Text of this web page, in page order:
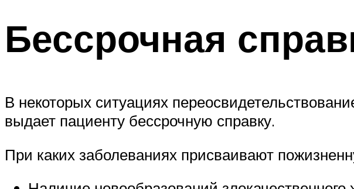
Бессрочная
В некоторых ситуациях
выдает пациенту бессрочную справку.
При каких заболеваниях присваивают